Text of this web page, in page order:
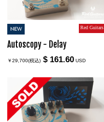
NEW Red Guitars
Autoscopy - Delay
￥29,700(税込) $ 161.60 USD